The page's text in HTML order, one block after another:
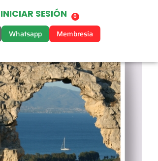
INICIAR SESIÓN 0
Whatsapp Membresía